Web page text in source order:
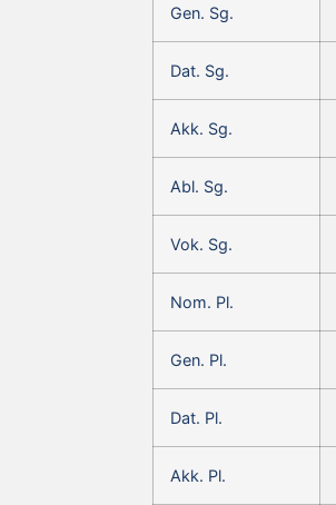
Gen. Sg.
Dat. Sg.
Akk. Sg.
Abl. Sg.
Vok. Sg.
Nom. Pl.
Gen. Pl.
Dat. Pl.
Akk. Pl.